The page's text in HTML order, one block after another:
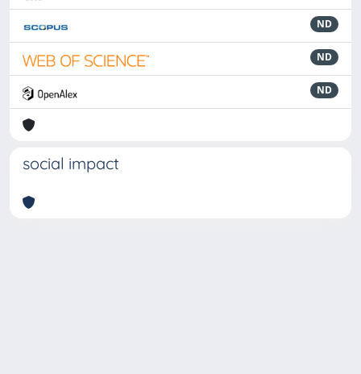
ND
ND
ND
social impact